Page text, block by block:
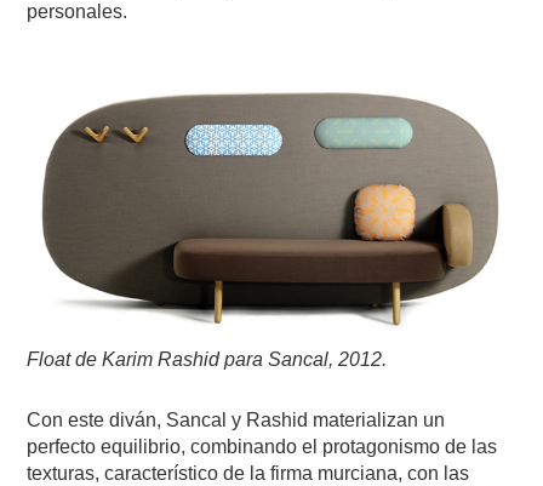
personales.
Float de Karim Rashid para Sancal, 2012.
Con este diván, Sancal y Rashid materializan un
perfecto equilibrio, combinando el protagonismo de las
texturas, característico de la firma murciana, con las